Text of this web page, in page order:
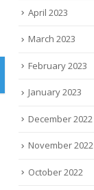
April 2023
March 2023
February 2023
January 2023
December 2022
November 2022
October 2022